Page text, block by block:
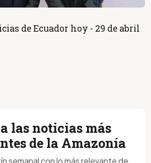
de Ecuador hoy - 29 de abril
las noticias más
de la Amazonía
semanal con lo más relevante de